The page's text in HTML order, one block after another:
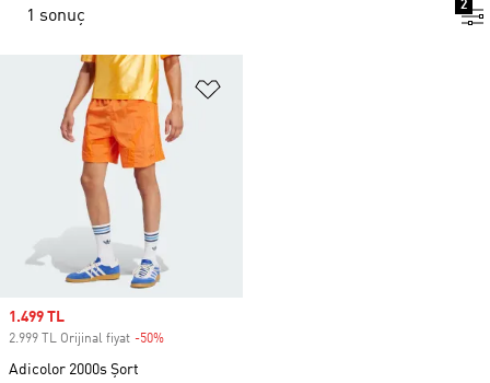
1 sonuç
2
Sale price
1.499 TL
2.999 TL Orijinal fiyat -50%
Adicolor 2000s Şort